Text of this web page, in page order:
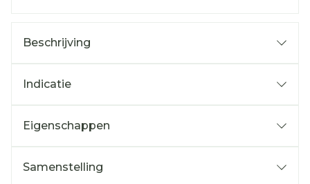
Beschrijving
Indicatie
Eigenschappen
Samenstelling